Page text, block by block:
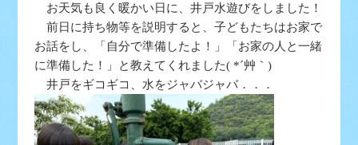
お天気も良く暖かい日に、井戸水遊びをしました！
前日に持ち物等を説明すると、子どもたちはお家で
お話をし、「自分で準備したよ！」「お家の人と一緒
に準備した！」と教えてくれました( *´艸｀)
井戸をギコギコ、水をジャバジャバ．．．